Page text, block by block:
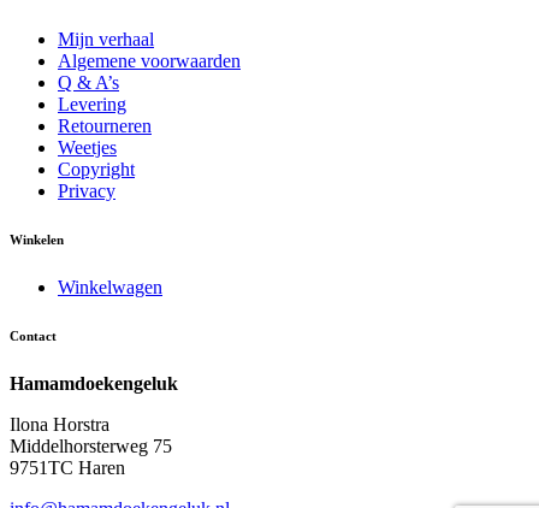
Mijn verhaal
Algemene voorwaarden
Q & A’s
Levering
Retourneren
Weetjes
Copyright
Privacy
Winkelen
Winkelwagen
Contact
Hamamdoekengeluk
Ilona Horstra
Middelhorsterweg 75
9751TC Haren